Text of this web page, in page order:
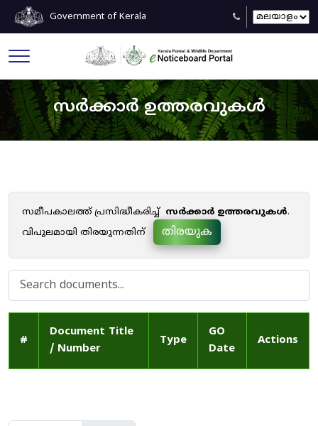
Government of Kerala
സർക്കാർ ഉത്തരവുകൾ
സമീപകാലത്ത് പ്രസിദ്ധീകരിച്ച് സർക്കാർ ഉത്തരവുകൾ.
വിപുലമായി തിരയുന്നതിന്
തിരയുക
#
Document Title
/ Number
Type
GO
Date
Actions